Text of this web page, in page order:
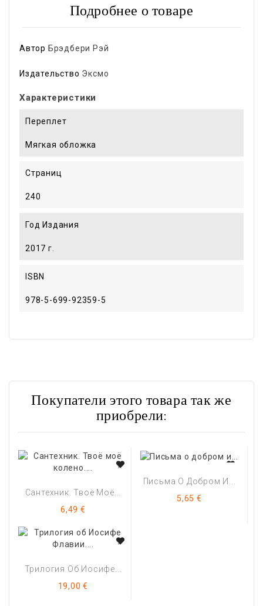
Подробнее о товаре
Автор Брэдбери Рэй
Издательство Эксмо
Характеристики
Переплет
Мягкая обложка
Страниц
240
Год Издания
2017 г.
ISBN
978-5-699-92359-5
Покупатели этого товара так же
приобрели:
Сантехник. Твоё Моё...
Цена
6,49 €
Письма О Добром И...
Цена
5,65 €
Трилогия Об Иосифе...
Цена
19,00 €